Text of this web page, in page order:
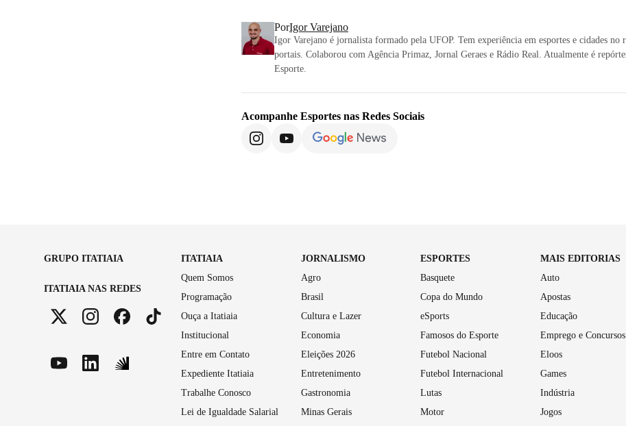
PorIgor Varejano
Igor Varejano é jornalista formado pela UFOP. Tem experiência em esportes e cidades no
portais. Colaborou com Agência Primaz, Jornal Geraes e Rádio Real. Atualmente é
Esporte.
Acompanhe Esportes nas Redes Sociais
GRUPO ITATIAIA
ITATIAIA NAS REDES
ITATIAIA
Quem Somos
Programação
Ouça a Itatiaia
Institucional
Entre em Contato
Expediente Itatiaia
Trabalhe Conosco
Lei de Igualdade Salarial
JORNALISMO
Agro
Brasil
Cultura e Lazer
Economia
Eleições 2026
Entretenimento
Gastronomia
Minas Gerais
ESPORTES
Basquete
Copa do Mundo
eSports
Famosos do Esporte
Futebol Nacional
Futebol Internacional
Lutas
Motor
MAIS EDITORIAS
Auto
Apostas
Educação
Emprego e Concursos
Eloos
Games
Indústria
Jogos